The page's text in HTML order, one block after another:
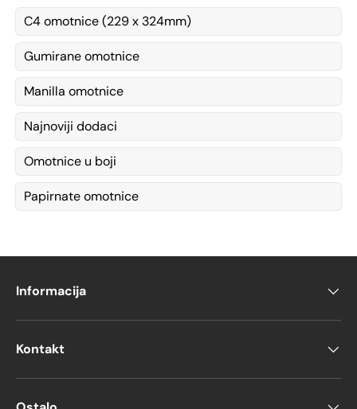
C4 omotnice (229 x 324mm)
Gumirane omotnice
Manilla omotnice
Najnoviji dodaci
Omotnice u boji
Papirnate omotnice
Informacija
Kontakt